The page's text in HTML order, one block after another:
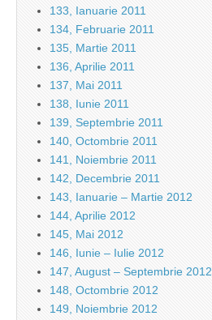
133, Ianuarie 2011
134, Februarie 2011
135, Martie 2011
136, Aprilie 2011
137, Mai 2011
138, Iunie 2011
139, Septembrie 2011
140, Octombrie 2011
141, Noiembrie 2011
142, Decembrie 2011
143, Ianuarie – Martie 2012
144, Aprilie 2012
145, Mai 2012
146, Iunie – Iulie 2012
147, August – Septembrie 2012
148, Octombrie 2012
149, Noiembrie 2012